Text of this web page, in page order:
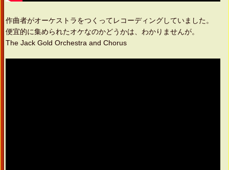
作曲者がオーケストラをつくってレコーディングしていました。
便宜的に集められたオケなのかどうかは、わかりませんが。
The Jack Gold Orchestra and Chorus